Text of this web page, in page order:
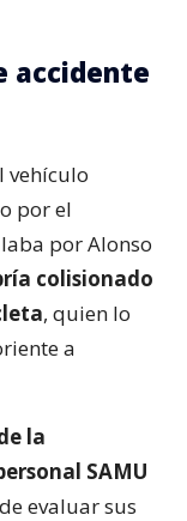
accidente
vehículo
por el
por Alonso
colisionado
, quien lo
a
la
SAMU
evaluar sus